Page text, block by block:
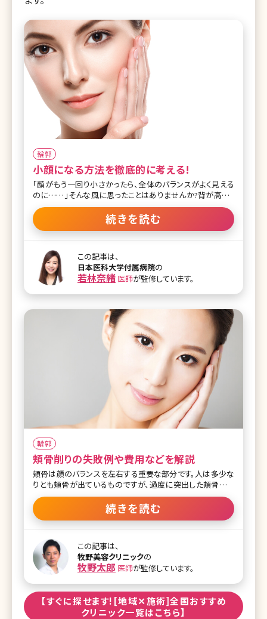
輪郭
小顔になる方法を徹底的に考える!
「顔がもう一回り小さかったら、全体のバランスがよく見える
のに……」そんな風に思ったことはありませんか?背が高くて
も低くても、小顔で頭身が多くみえればバランスの取れた体
型に見えて「スタイルのいい人」という印象を与えることがで
きます。ここでは女性の誰もが憧れるきゅっと引き締まった小
医師からのワンポイント】 たるみが少なくフェイスラインの引
き締まったお顔は、顔のどのパーツを整えるよりも最も重要な
アンチエイジングのポイントになります。顔の骨格、脂肪・筋
肉のつき方を正確に把握しアプローチすれば必ず理想の輪
郭に近づくことができます。非手術治療で得られる小顔治療も
らいの大きさ? 1-2.顔が大きく
続きを読む
この記事は、
日本医科大学付属病院の
若林奈緒 医師が監修しています。
輪郭
頬骨削りの失敗例や費用などを解説
頬骨は顔のバランスを左右する重要な部分です。人は多少な
りとも頬骨が出ているものですが、過度に突出した頬骨はバ
ランスを悪くするだけでなく、顔を大きく見せてしまう原因に
もなります。しかし骨の手術は大がかりでリスクが伴うことも
あり、なかなか手術に踏み切れないという方も多いのではな
クなどについて説明していきます。 目次 1.頬骨削りの特徴と
手術法 1-1.頬骨削りの特徴とは 1-2.頬骨削りの手術法につ
いて 1-3.骨切り手術(アーチインフラクチャー法) 2.頬骨削り
の術後経過やダウンタイムは? 2-1.術後経過について 2-2.術
後のダウンタイムは? 3.頬骨削りをするとたるむの? 4.頬骨削
りの失敗や副作用 5.頬骨削りで得られる効果やメリット 6.費
用はどれくらいかかるの? 7.まとめ 1
続きを読む
この記事は、
牧野美容クリニックの
牧野太郎 医師が監修しています。
【すぐに探せます![地域✕施術]全国おすすめ
クリニック一覧はこちら】